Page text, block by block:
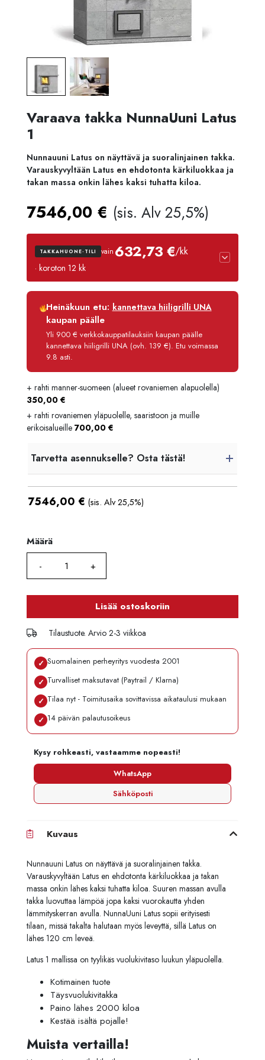
Varaava takka NunnaUuni Latus
1
Nunnauuni Latus on näyttävä ja suoralinjainen takka.
Varauskyvyltään Latus en ehdotonta kärkiluokkaa ja
takan massa onkin lähes kaksi tuhatta kiloa.
7546,00 € (sis. Alv 25,5%)
TAKKAHUONE-TILI vain 632,73 €/kk
· koroton 12 kk
Luottoaika
12 kk
Korko
Käsittelymaksu
3,90 €/kk
Maksettava yhteensä
7 592,80 €
Heinäkuun etu: kannettava hiiligrilli UNA
kaupan päälle
Yli 900 € verkkokauppatilauksiin kaupan päälle
kannettava hiiligrilli UNA (ovh. 139 €). Etu voimassa
9.8 asti.
+ rahti manner-suomeen (alueet rovaniemen alapuolella)
350,00 €
+ rahti rovaniemen yläpuolelle, saaristoon ja muille
erikoisalueille 700,00 €
Tarvetta asennukselle? Osta tästä!
7546,00 € (sis. Alv 25,5%)
Määrä
Määrä
Lisää ostoskoriin
Tilaustuote. Arvio 2-3 viikkoa
✓ Suomalainen perheyritys vuodesta 2001
✓ Turvalliset maksutavat (Paytrail / Klarna)
✓ Tilaa nyt - Toimitusaika sovittavissa aikataulusi mukaan
✓ 14 päivän palautusoikeus
Kysy rohkeasti, vastaamme nopeasti!
WhatsApp
Sähköposti
Kuvaus
Nunnauuni Latus on näyttävä ja suoralinjainen takka.
Varauskyvyltään Latus en ehdotonta kärkiluokkaa ja takan
massa onkin lähes kaksi tuhatta kiloa. Suuren massan avulla
takka luovuttaa lämpöä jopa kaksi vuorokautta yhden
lämmityskerran avulla. NunnaUuni Latus sopii erityisesti
tilaan, missä takalta halutaan myös leveyttä, sillä Latus on
lähes 120 cm leveä.
Latus 1 mallissa on tyylikäs vuolukivitaso luukun yläpuolella.
Kotimainen tuote
Täysvuolukivitakka
Paino lähes 2000 kiloa
Kestää isältä pojalle!
Muista vertailla!